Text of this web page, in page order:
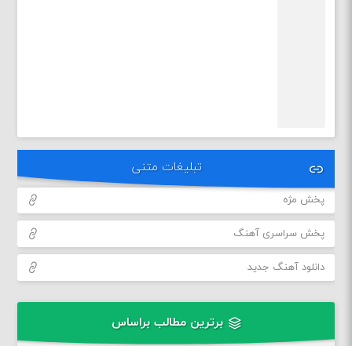
تبلیغات متنی
پخش مژه
پخش سراسری آهنگ
دانلود آهنگ جدید
برترین مطالب براساس